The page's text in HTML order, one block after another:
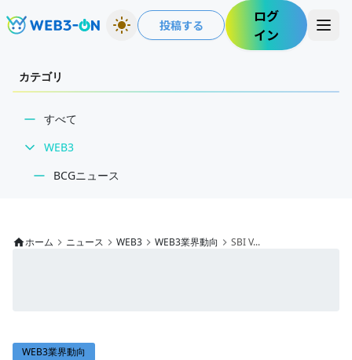
投稿する
ログ
イン
カテゴリ
すべて
WEB3
BCGニュース
インタビュー/WEB3
ホーム ニュース WEB3 WEB3業界動向 SBI V...
WEB3業界動向